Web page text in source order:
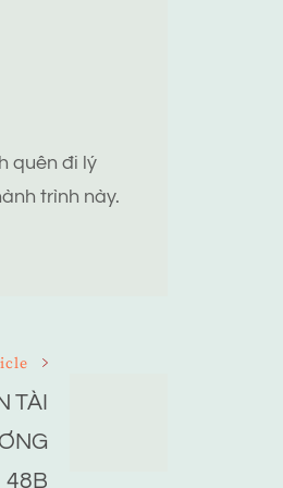
quên đi lý
trình này.
TÀI
48B